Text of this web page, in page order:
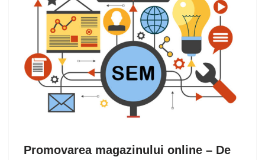
Promovarea magazinului online – De